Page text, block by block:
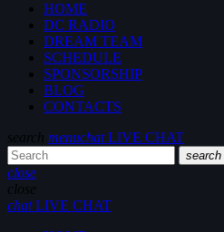
HOME
DC RADIO
DREAM TEAM
SCHEDULE
SPONSORSHIP
BLOG
CONTACTS
search menuchatLIVE CHAT
search
close
close
chatLIVE CHAT